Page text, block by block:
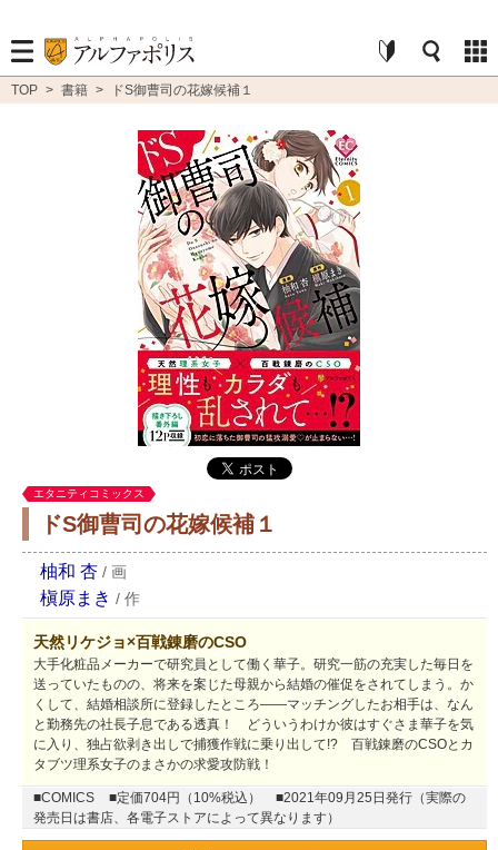
TOP > 書籍 > ドS御曹司の花嫁候補１
エタニティコミックス
ドS御曹司の花嫁候補１
柚和 杏 / 画
槇原まき / 作
天然リケジョ×百戦錬磨のCSO
大手化粧品メーカーで研究員として働く華子。研究一筋の充実した毎日を
送っていたものの、将来を案じた母親から結婚の催促をされてしまう。か
くして、結婚相談所に登録したところ――マッチングしたお相手は、なん
と勤務先の社長子息である透真！ どういうわけか彼はすぐさま華子を気
に入り、独占欲剥き出しで捕獲作戦に乗り出して!? 百戦錬磨のCSOとカ
タブツ理系女子のまさかの求愛攻防戦！
■COMICS ■定価704円（10%税込）
■2021年09月25日発行（実際の
発売日は書店、各電子ストアによって異なります）